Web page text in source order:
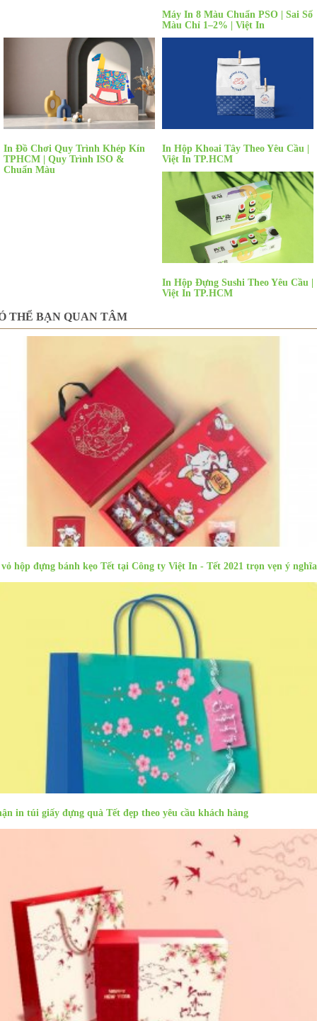
Sản phẩm cùng danh mục
Máy In 8 Màu Chuẩn PSO | Sai Số
Màu Chỉ 1–2% | Việt In
In Đồ Chơi Quy Trình Khép Kín
TPHCM | Quy Trình ISO &
Chuẩn Màu
In Hộp Khoai Tây Theo Yêu Cầu |
Việt In TP.HCM
In Hộp Đựng Sushi Theo Yêu Cầu |
Việt In TP.HCM
THỂ BẠN QUAN TÂM
hộp đựng bánh kẹo Tết tại Công ty Việt In - Tết 2021 trọn vẹn ý nghĩa
in túi giấy đựng quà Tết đẹp theo yêu cầu khách hàng